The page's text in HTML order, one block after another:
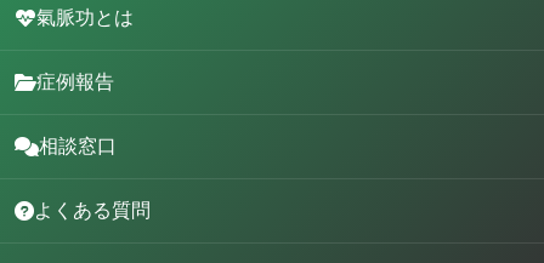
氣脈功とは
症例報告
相談窓口
よくある質問